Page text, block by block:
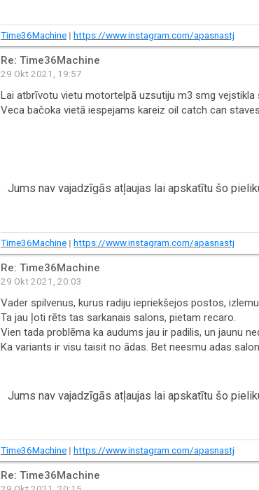
Time36Machine | https://www.instagram.com/apasnastj
Re: Time36Machine
29 Okt 2021, 19:57
Lai atbrīvotu vietu motortelpā uzsutiju m3 smg
Veca bačoka vietā iespejams kareiz oil catch can
Jums nav vajadzīgās atļaujas lai apskatītu šo
Time36Machine | https://www.instagram.com/apasnastj
Re: Time36Machine
29 Okt 2021, 20:03
Vader spilvenus, kurus radiju iepriekšejos postos,
Ta jau ļoti rēts tas sarkanais salons, pietam recaro.
Vien tada problēma ka audums jau ir padilis, un jaunu
Ka variants ir visu taisit no ādas. Bet neesmu adas
Jums nav vajadzīgās atļaujas lai apskatītu šo
Time36Machine | https://www.instagram.com/apasnastj
Re: Time36Machine